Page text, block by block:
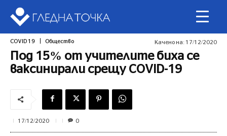
COVID 19 Общество Качено на: 17/12/2020
Под 15% от учителите биха се
ваксинирали срещу COVID-19
17/12/2020 0